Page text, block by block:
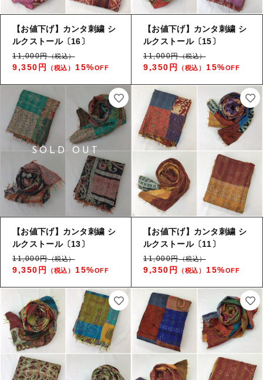
【お値下げ】カンタ刺繍 シ
ルクストール〔16〕
11,000円（税込）
9,350円 （税込） 15%OFF
【お値下げ】カンタ刺繍 シ
ルクストール〔15〕
11,000円（税込）
9,350円 （税込） 15%OFF
【お値下げ】カンタ刺繍 シ
ルクストール〔13〕
11,000円（税込）
9,350円 （税込） 15%OFF
【お値下げ】カンタ刺繍 シ
ルクストール〔11〕
11,000円（税込）
9,350円 （税込） 15%OFF
ブログ
ご利用ガイド
お問い合わせ